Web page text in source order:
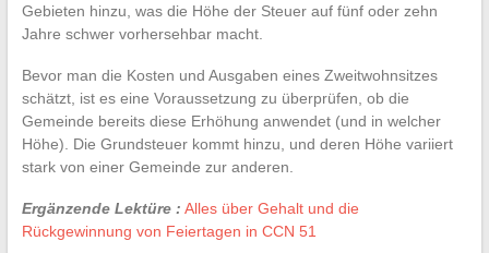
Gebieten hinzu, was die Höhe der Steuer auf fünf oder zehn
Jahre schwer vorhersehbar macht.
Bevor man die Kosten und Ausgaben eines Zweitwohnsitzes
schätzt, ist es eine Voraussetzung zu überprüfen, ob die
Gemeinde bereits diese Erhöhung anwendet (und in welcher
Höhe). Die Grundsteuer kommt hinzu, und deren Höhe variiert
stark von einer Gemeinde zur anderen.
Ergänzende Lektüre : Alles über Gehalt und die
Rückgewinnung von Feiertagen in CCN 51